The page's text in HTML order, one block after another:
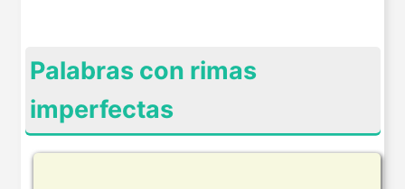
Palabras con rimas
imperfectas